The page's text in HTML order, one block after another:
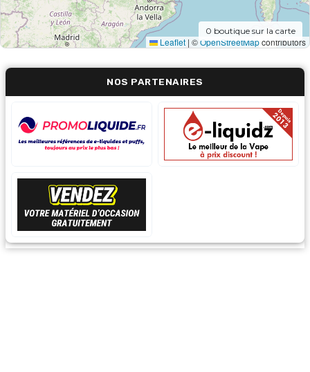
Leaflet | ©OpenStreetMapcontributors
0 boutique sur la carte
NOS PARTENAIRES